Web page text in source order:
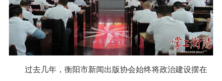
过去几年，衡阳市新闻出版协会始终将政治建设摆在